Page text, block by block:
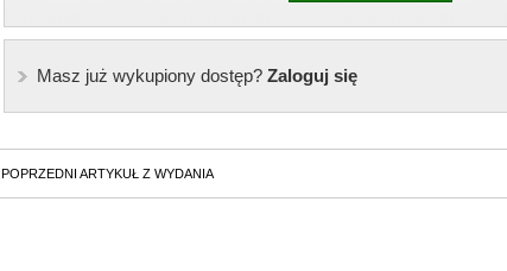
Masz już wykupiony dostęp?Zaloguj się
POPRZEDNI ARTYKUŁ Z WYDANIA